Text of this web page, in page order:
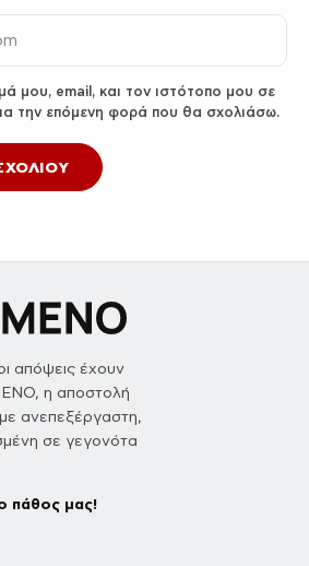
μου, email, και τον ιστότοπο μου σε
την επόμενη φορά που θα σχολιάσω.
απόψεις έχουν
η αποστολή
ανεπεξέργαστη,
σε γεγονότα
πάθος μας!